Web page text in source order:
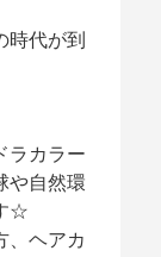
時代が到
ラカラー
や自然環
☆
、ヘアカ